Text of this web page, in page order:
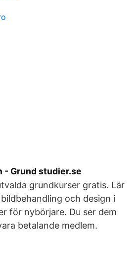
- Grund studier.se
grundkurser gratis. Lär
och design i
för nybörjare. Du ser dem
betalande medlem.